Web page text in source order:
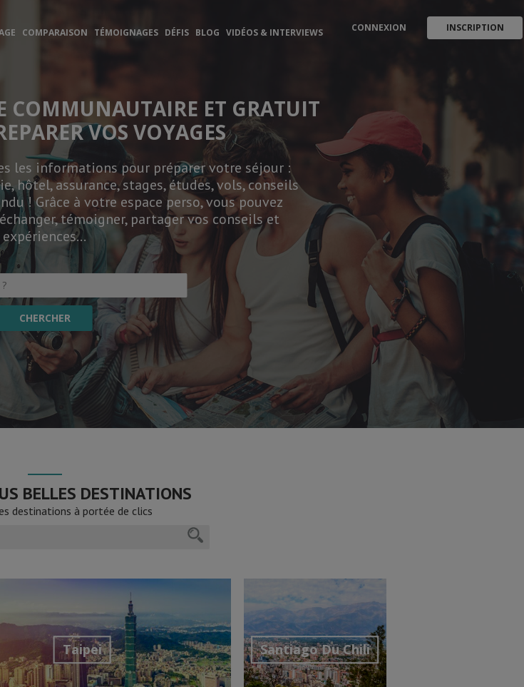
CONNEXION INSCRIPTION
COMPARAISON TÉMOIGNAGES DÉFIS BLOG VIDÉOS & INTERVIEWS
COMMUNAUTAIRE ET GRATUIT
VOS VOYAGES
les informations pour préparer votre séjour :
hôtel, assurance, stages, études, vols, conseils
! Grâce à votre espace perso, vous pouvez
témoigner, partager vos conseils et
expériences…
BELLES DESTINATIONS
destinations à portée de clics
Taipei Santiago Du Chili